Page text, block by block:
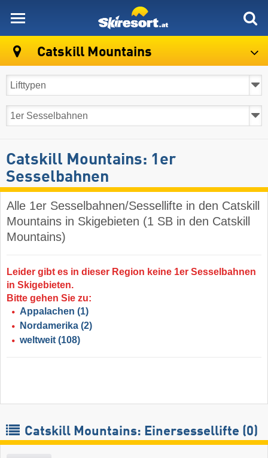
Catskill Mountains
Catskill Mountains: 1er
Sesselbahnen
Alle 1er Sesselbahnen/Sessellifte in den Catskill
Mountains in Skigebieten (1 SB in den Catskill
Mountains)
Leider gibt es in dieser Region keine 1er Sesselbahnen
in Skigebieten.
Bitte gehen Sie zu:
Appalachen (1)
Nordamerika (2)
weltweit (108)
Catskill Mountains: Einersessellifte (0)